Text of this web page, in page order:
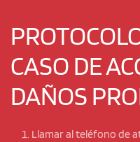
CASO DE
DAÑOS
Llamar al teléfono de